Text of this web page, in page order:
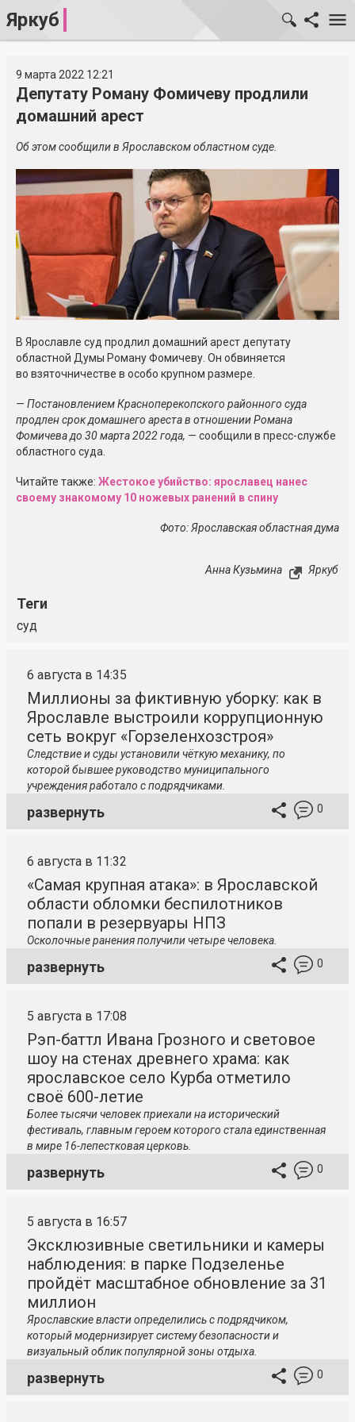
Яркуб
9 марта 2022 12:21
Депутату Роману Фомичеву продлили
домашний арест
Об этом сообщили в Ярославском областном суде.
В Ярославле суд продлил домашний арест депутату
областной Думы Роману Фомичеву. Он обвиняется
во взяточничестве в особо крупном размере.
— Постановлением Красноперекопского районного суда
продлен срок домашнего ареста в отношении Романа
Фомичева до 30 марта 2022 года, — сообщили в пресс-службе
областного суда.
Читайте также: Жестокое убийство: ярославец нанес
своему знакомому 10 ножевых ранений в спину
Фото: Ярославская областная дума
Анна Кузьмина Яркуб
Теги
суд
6 августа в 14:35
Миллионы за фиктивную уборку: как в
Ярославле выстроили коррупционную
сеть вокруг «Горзеленхозстроя»
Следствие и суды установили чёткую механику, по
которой бывшее руководство муниципального
учреждения работало с подрядчиками.
развернуть 0
6 августа в 11:32
«Самая крупная атака»: в Ярославской
области обломки беспилотников
попали в резервуары НПЗ
Осколочные ранения получили четыре человека.
развернуть 0
5 августа в 17:08
Рэп-баттл Ивана Грозного и световое
шоу на стенах древнего храма: как
ярославское село Курба отметило
своё 600-летие
Более тысячи человек приехали на исторический
фестиваль, главным героем которого стала единственная
в мире 16-лепестковая церковь.
развернуть 0
5 августа в 16:57
Эксклюзивные светильники и камеры
наблюдения: в парке Подзеленье
пройдёт масштабное обновление за 31
миллион
Ярославские власти определились с подрядчиком,
который модернизирует систему безопасности и
визуальный облик популярной зоны отдыха.
развернуть 0